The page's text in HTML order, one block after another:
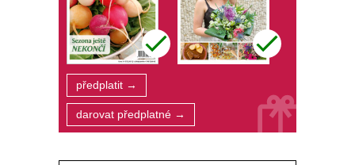
předplatit →
darovat předplatné →